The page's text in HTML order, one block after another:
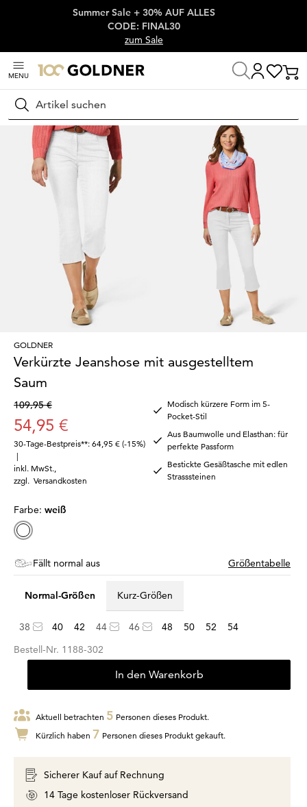
Überspringe Navigation, direkt zum Content
Summer Sale + 30% AUF ALLES
CODE: FINAL30
zum Sale
MENU
Suchen
Startseite Damenmode
GOLDNER
Verkürzte Jeanshose mit ausgestelltem
Saum
109,95 €
54,95 €
30-Tage-Bestpreis**: 64,95 € (-15%)
|
inkl. MwSt.
zzgl. Versandkosten
Modisch kürzere Form im 5-
Pocket-Stil
Aus Baumwolle und Elasthan: für
perfekte Passform
Bestickte Gesäßtasche mit edlen
Strasssteinen
Farbe: weiß
Fällt normal aus Größentabelle
Normal-Größen Kurz-Größen
38 40 42 44 46 48 50 52
54
Bestell-Nr. 1188-302
In den Warenkorb
Aktuell betrachten 5 Personen dieses Produkt.
Kürzlich haben 7 Personen dieses Produkt gekauft.
Sicherer Kauf auf Rechnung
14 Tage kostenloser Rückversand